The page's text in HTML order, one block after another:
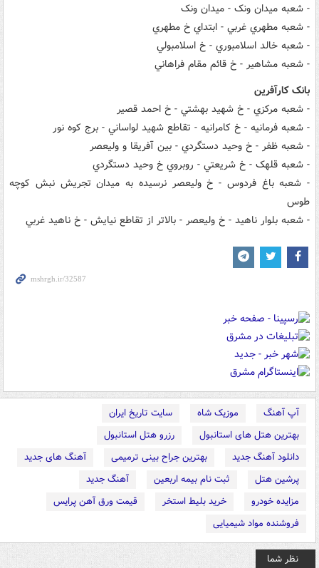
- شعبه ميدان ونک - ميدان ونک
- شعبه مطهري غربي - ابتداي خ مطهري
- شعبه خالد اسلامبوري - خ اسلامبولي
- شعبه مشاهير - خ قائم مقام فراهاني
بانک کارآفرين
- شعبه مرکزي - خ شهيد بهشتي - خ احمد قصير
- شعبه فرمانيه - خ کامرانيه - تقاطع شهيد لواساني - برج کوه نور
- شعبه ظفر - خ وحيد دستگردي - بين آفريقا و وليعصر
- شعبه قلهک - خ شريعتي - روبروي خ وحيد دستگردي
- شعبه باغ فردوس - خ وليعصر نرسيده به ميدان تجريش نبش کوچه
طوس
- شعبه بلوار ناهيد - خ وليعصر - بالاتر از تقاطع نيايش - خ ناهيد غربي
آپ آهنگ موزیک شاه
سایت تاریخ ایران
بهترین هتل های استانبول
رزرو هتل استانبول
دانلود آهنگ جدید
بهترین جراح بینی ترمیمی
آهنگ های جدید
پرشین هتل
ثبت نام بیمه اربعین
آهنگ جدید
مزایده خودرو
خرید بلیط استخر
قیمت ورق آهن پرایس
فروشنده مواد شیمیایی
نظر شما